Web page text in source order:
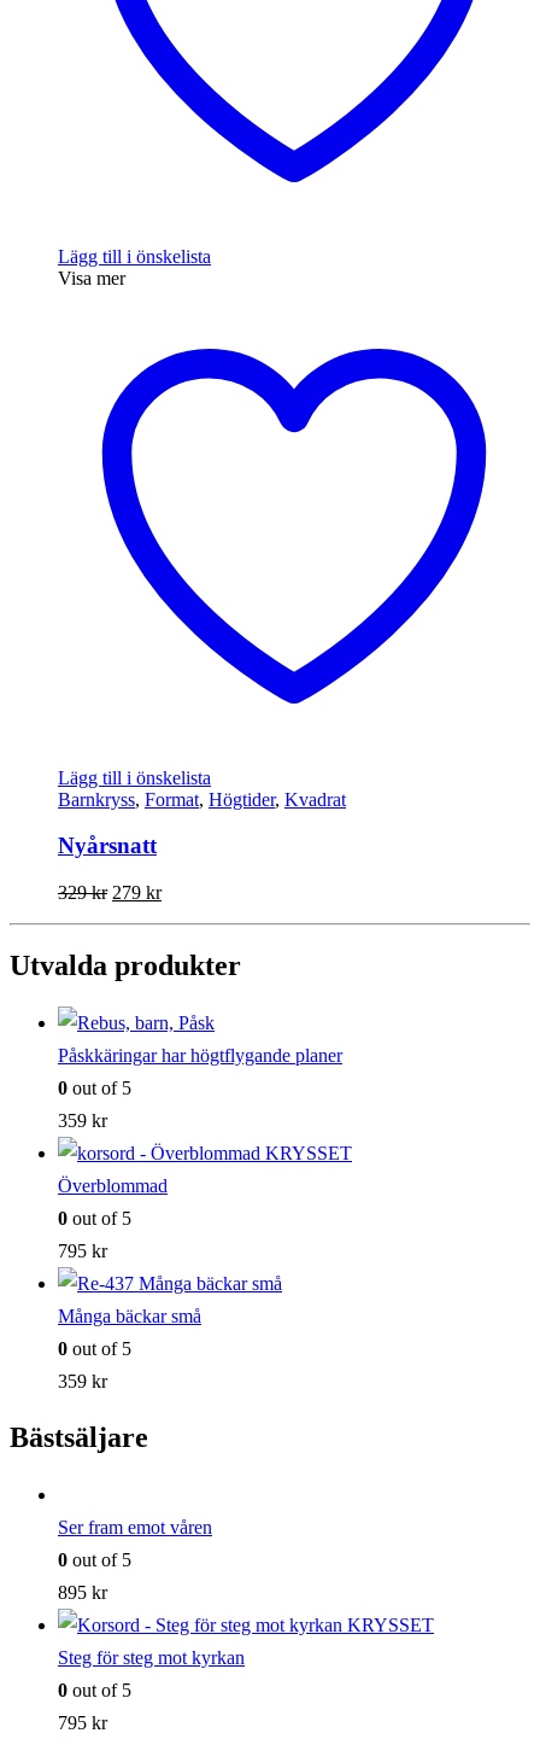
Lägg till i önskelista
Visa mer
Lägg till i önskelista
Barnkryss, Format, Högtider, Kvadrat
Nyårsnatt
329kr Det
329 kr.
279 krDet
är:
279 kr.
Utvalda produkter
Påskkäringar har högtflygande planer
0 out of 5
359 kr
Överblommad
0 out of 5
795 kr
Många bäckar små
0 out of 5
359 kr
Bästsäljare
Ser fram emot våren
0 out of 5
895 kr
Steg för steg mot kyrkan
0 out of 5
795 kr